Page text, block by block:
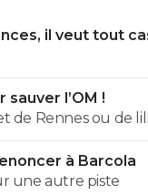
il veut tout
sauver l’OM !
de Rennes ou de
chaques année
non merci je
éléments et
à Barcola
une autre piste